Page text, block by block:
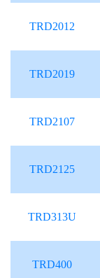
TRD2012
TRD2019
TRD2107
TRD2125
TRD313U
TRD400